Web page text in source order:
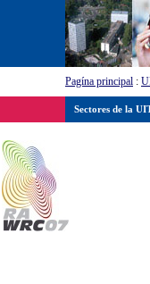
Pagína principal :
Sectores de la